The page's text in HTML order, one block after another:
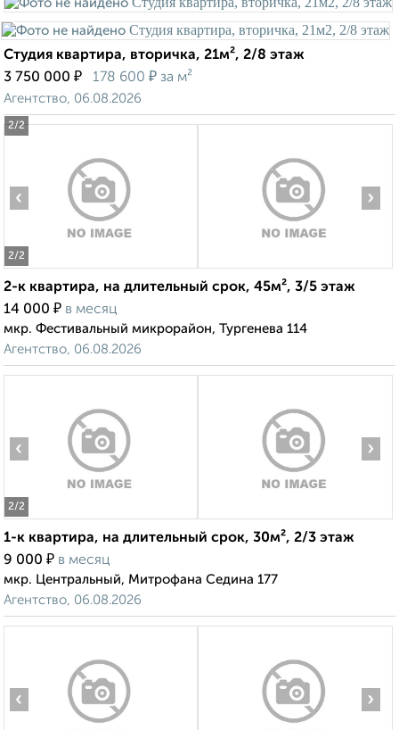
2/2
Студия квартира, вторичка, 21м², 2/8 этаж
3 750 000 ₽ 178 600 ₽ за м²
Агентство, 06.08.2026
2/2
‹ ›
2-к квартира, на длительный срок, 45м², 3/5 этаж
14 000 ₽ в месяц
мкр. Фестивальный микрорайон, Тургенева 114
Агентство, 06.08.2026
2/2
‹ ›
1-к квартира, на длительный срок, 30м², 2/3 этаж
9 000 ₽ в месяц
мкр. Центральный, Митрофана Седина 177
Агентство, 06.08.2026
‹ ›